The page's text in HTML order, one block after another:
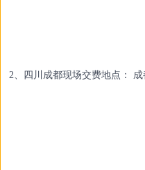
2、四川成都现场交费地点：